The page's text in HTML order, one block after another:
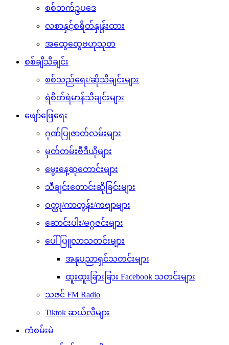
စစ်ဘက်ဥပဒေ
လစာနှင့်စရိတ်နှုန်းထား
အထွေထွေဗဟုသုတ
စစ်ချီသီချင်း
စစ်သည်ရေး/ဆိုသီချင်းများ
ရဲစိတ်ရဲမာန်သီချင်းများ
ဖျော်ဖြေရေး
ဂုဏ်ပြုဇာတ်လမ်းများ
မှတ်တမ်းဗီဒီယိုများ
မွေးနေ့ဆုတောင်းများ
သီချင်းတောင်းဆိုခြင်းများ
ဝတ္ထု/ကာတွန်း/ကဗျာများ
ဆောင်းပါး/မဂ္ဂဇင်းများ
ပေါ်ပြူလာသတင်းများ
အနုပညာရှင်သတင်းများ
ထူးထူးခြားခြား Facebook သတင်းများ
သဇင် FM Radio
Tiktok ဆယ်လီများ
ကံစမ်းမဲ